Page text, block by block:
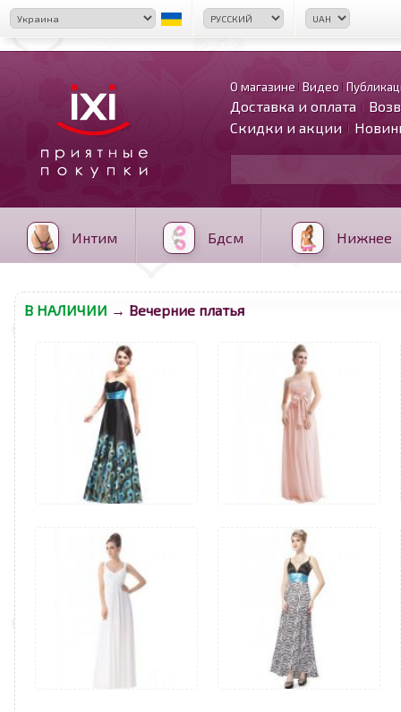
О магазине Видео
Доставка и оплата
Скидки и акции
Интим Бдсм Нижнее
В НАЛИЧИИ → Вечерние платья